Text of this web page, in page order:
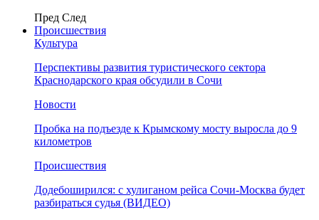
Пред След
Происшествия
Культура
Перспективы развития туристического сектора
Краснодарского края обсудили в Сочи
Новости
Пробка на подъезде к Крымскому мосту выросла до 9
километров
Происшествия
Додебоширился: с хулиганом рейса Сочи-Москва будет
разбираться судья (ВИДЕО)